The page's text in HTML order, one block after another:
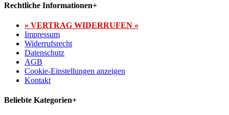
Rechtliche Informationen+
» VERTRAG WIDERRUFEN «
Impressum
Widerrufsrecht
Datenschutz
AGB
Cookie-Einstellungen anzeigen
Kontakt
Beliebte Kategorien+